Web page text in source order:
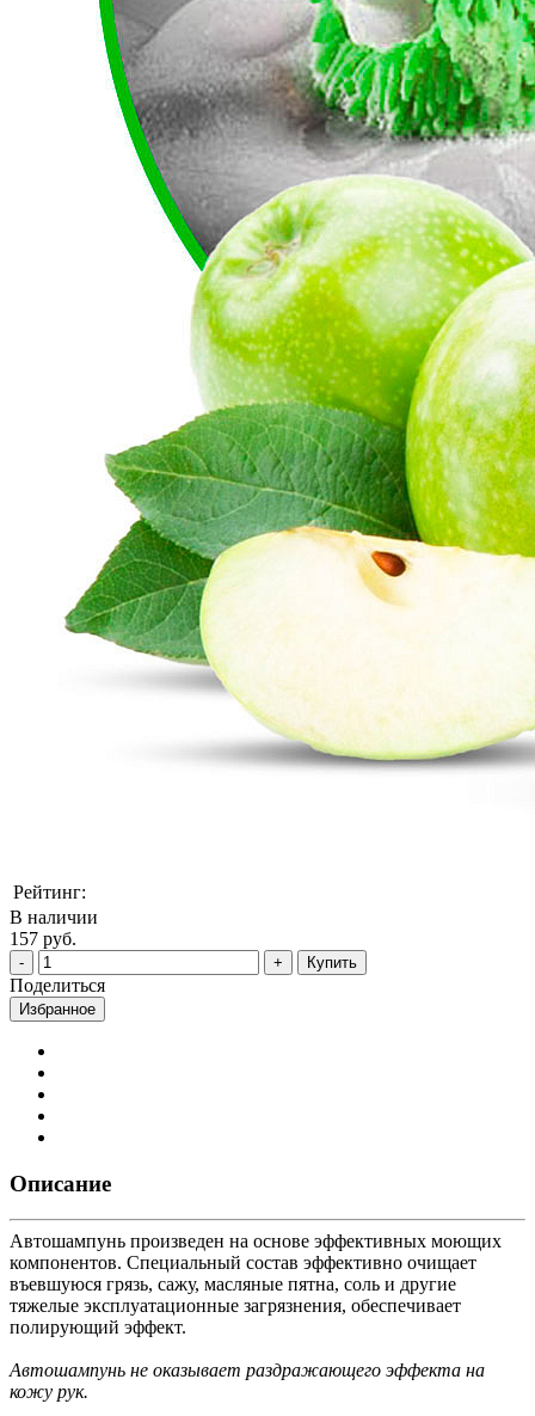
Рейтинг:
В наличии
157 руб.
Купить
Поделиться
Избранное
Описание
Автошампунь произведен на основе эффективных моющих
компонентов. Специальный состав эффективно очищает
въевшуюся грязь, сажу, масляные пятна, соль и другие
тяжелые эксплуатационные загрязнения, обеспечивает
полирующий эффект.
Автошампунь не оказывает раздражающего эффекта на
кожу рук.